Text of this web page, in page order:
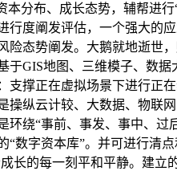
分布、成长态势，辅帮进
度阐发评估，一个强大的
态势阐发。大鹅就地逝世，
于GIS地图、三维模子、数
撑正在虚拟场景下进行正
纵云计较、大数据、物联
绕“事前、事发、事中、过
数字资本库”。并可进行清
长的每一刻平和平静。建立